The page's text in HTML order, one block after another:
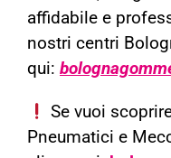
affidabile e
nostri centri
qui:
Se vuoi
Pneumatici e